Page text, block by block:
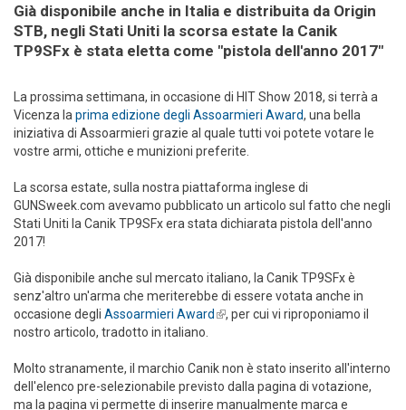
Già disponibile anche in Italia e distribuita da Origin
STB, negli Stati Uniti la scorsa estate la Canik
TP9SFx è stata eletta come "pistola dell'anno 2017"
La prossima settimana, in occasione di HIT Show 2018, si terrà a
Vicenza la prima edizione degli Assoarmieri Award, una bella
iniziativa di Assoarmieri grazie al quale tutti voi potete votare le
vostre armi, ottiche e munizioni preferite.
La scorsa estate, sulla nostra piattaforma inglese di
GUNSweek.com avevamo pubblicato un articolo sul fatto che negli
Stati Uniti la Canik TP9SFx era stata dichiarata pistola dell'anno
2017!
Già disponibile anche sul mercato italiano, la Canik TP9SFx è
senz'altro un'arma che meriterebbe di essere votata anche in
occasione degli Assoarmieri Award (link is external)
, per cui vi riproponiamo il
nostro articolo, tradotto in italiano.
Molto stranamente, il marchio Canik non è stato inserito all'interno
dell'elenco pre-selezionabile previsto dalla pagina di votazione,
ma la pagina vi permette di inserire manualmente marca e